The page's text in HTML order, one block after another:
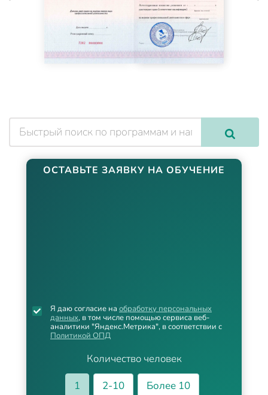
ОСТАВЬТЕ ЗАЯВКУ НА ОБУЧЕНИЕ
Количество человек
1
2-10
Более 10
Я даю согласие на обработку персональных
данных, в том числе помощью сервиса веб-
аналитики "Яндекс.Метрика", в соответствии с
Политикой ОПД